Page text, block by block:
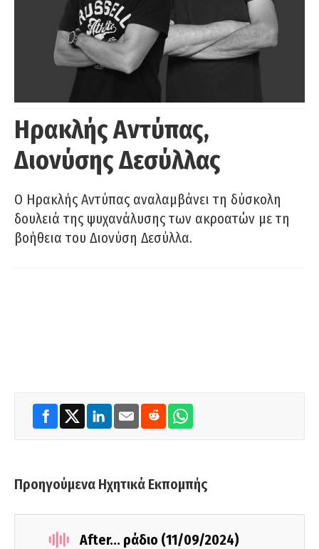
Ηρακλής Αντύπας,
Διονύσης Δεσύλλας
Ο Ηρακλής Αντύπας αναλαμβάνει τη δύσκολη
δουλειά της ψυχανάλυσης των ακροατών με τη
βοήθεια του Διονύση Δεσύλλα.
Προηγούμενα Ηχητικά Εκπομπής
After... ράδιο (11/09/2024)